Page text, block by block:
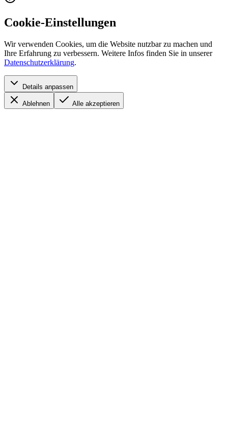
Cookie-Einstellungen
Wir verwenden Cookies, um die Website nutzbar zu machen und
Ihre Erfahrung zu verbessern. Weitere Infos finden Sie in unserer
Datenschutzerklärung.
Details anpassen
Ablehnen Alle akzeptieren